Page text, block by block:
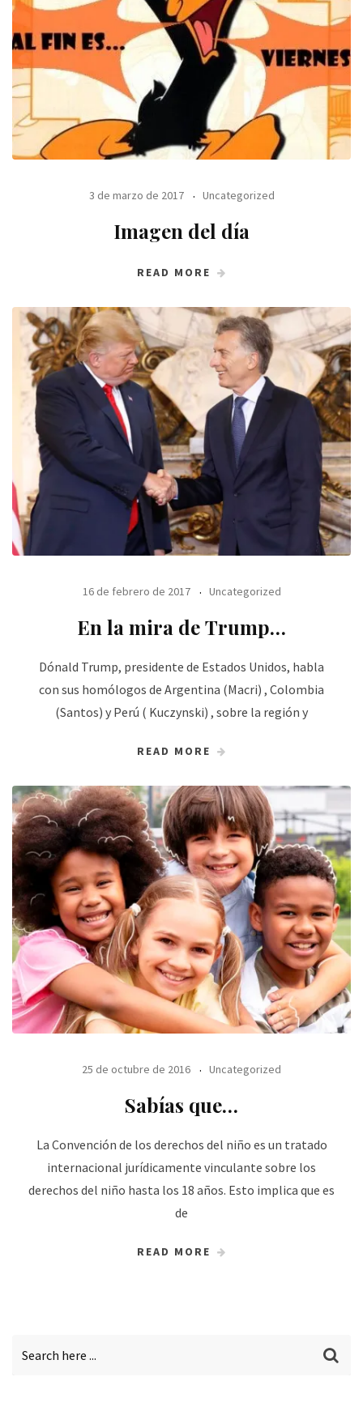
3 de marzo de 2017 Uncategorized
Imagen del día
READ MORE
16 de febrero de 2017 Uncategorized
En la mira de Trump…
Dónald Trump, presidente de Estados Unidos, habla
con sus homólogos de Argentina (Macri) , Colombia
(Santos) y Perú ( Kuczynski) , sobre la región y
READ MORE
25 de octubre de 2016 Uncategorized
Sabías que…
La Convención de los derechos del niño es un tratado
internacional jurídicamente vinculante sobre los
derechos del niño hasta los 18 años. Esto implica que es
de
READ MORE